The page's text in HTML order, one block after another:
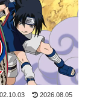
2026.08.05